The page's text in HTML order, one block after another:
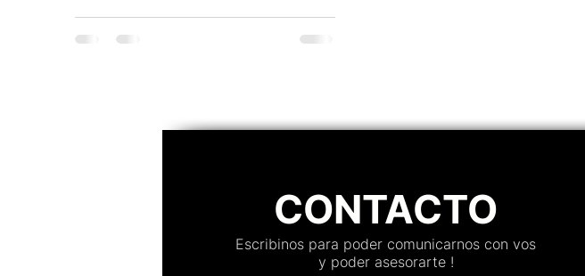
CONTACTO
Escribinos para poder comunicarnos con vos
y poder asesorarte !